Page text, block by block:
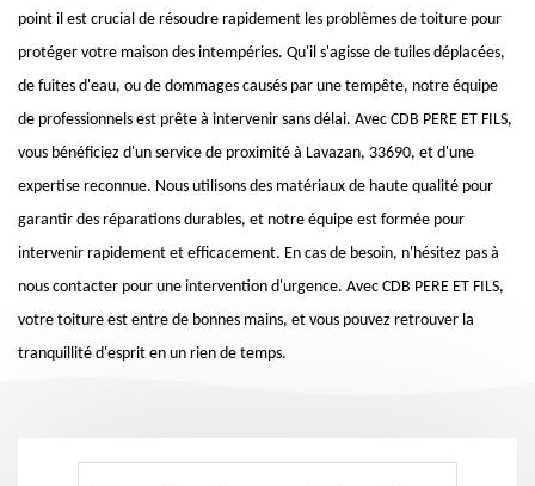
point il est crucial de résoudre rapidement les problèmes de toiture pour
protéger votre maison des intempéries. Qu'il s'agisse de tuiles déplacées,
de fuites d'eau, ou de dommages causés par une tempête, notre équipe
de professionnels est prête à intervenir sans délai. Avec CDB PERE ET FILS,
vous bénéficiez d'un service de proximité à Lavazan, 33690, et d'une
expertise reconnue. Nous utilisons des matériaux de haute qualité pour
garantir des réparations durables, et notre équipe est formée pour
intervenir rapidement et efficacement. En cas de besoin, n'hésitez pas à
nous contacter pour une intervention d'urgence. Avec CDB PERE ET FILS,
votre toiture est entre de bonnes mains, et vous pouvez retrouver la
tranquillité d'esprit en un rien de temps.